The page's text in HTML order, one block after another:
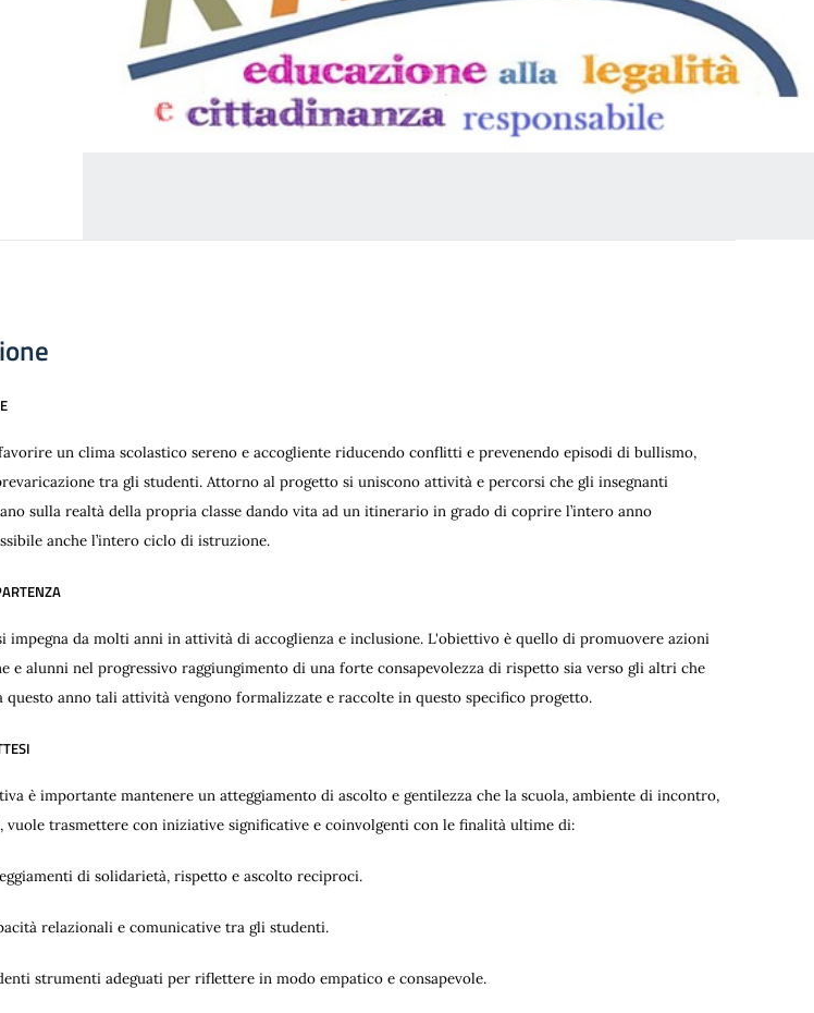
un clima scolastico sereno e accogliente riducendo conflitti e prevenendo episodi di bullismo,
tra gli studenti. Attorno al progetto si uniscono attività e percorsi che gli insegnanti
sulla realtà della propria classe dando vita ad un itinerario in grado di coprire l’intero anno
anche l’intero ciclo di istruzione.
impegna da molti anni in attività di accoglienza e inclusione. L'obiettivo è quello di promuovere azioni
e alunni nel progressivo raggiungimento di una forte consapevolezza di rispetto sia verso gli altri che
questo anno tali attività vengono formalizzate e raccolte in questo specifico progetto.
è importante mantenere un atteggiamento di ascolto e gentilezza che la scuola, ambiente di incontro,
vuole trasmettere con iniziative significative e coinvolgenti con le finalità ultime di:
di solidarietà, rispetto e ascolto reciproci.
relazionali e comunicative tra gli studenti.
strumenti adeguati per riflettere in modo empatico e consapevole.